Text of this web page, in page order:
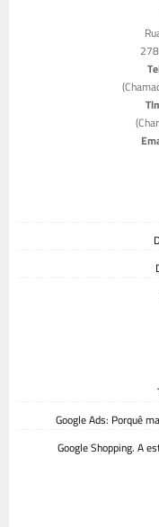
Google Ads: Porquê
Google Shopping. A